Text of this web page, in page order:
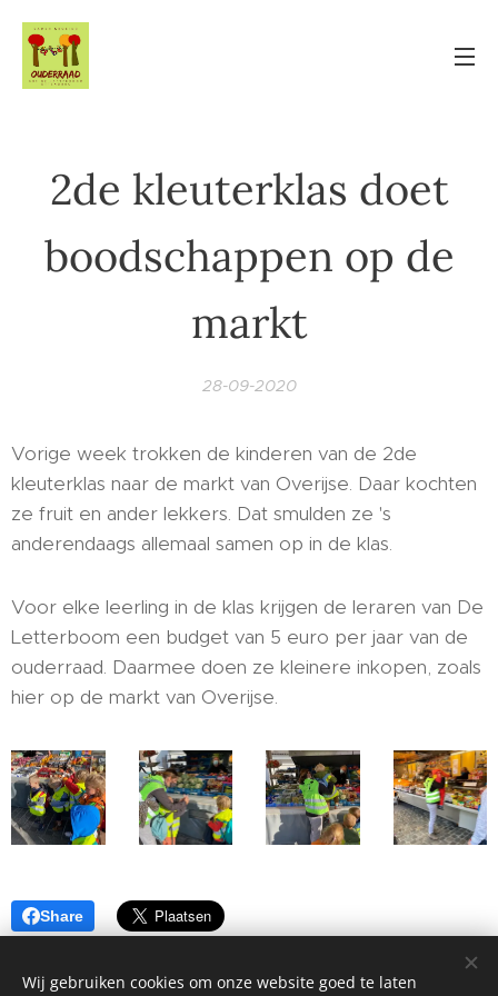
2de kleuterklas doet
boodschappen op de
markt
28-09-2020
Vorige week trokken de kinderen van de 2de
kleuterklas naar de markt van Overijse. Daar kochten
ze fruit en ander lekkers. Dat smulden ze 's
anderendaags allemaal samen op in de klas.
Voor elke leerling in de klas krijgen de leraren van De
Letterboom een budget van 5 euro per jaar van de
ouderraad. Daarmee doen ze kleinere inkopen, zoals
hier op de markt van Overijse.
Share
Wij gebruiken cookies om onze website goed te laten